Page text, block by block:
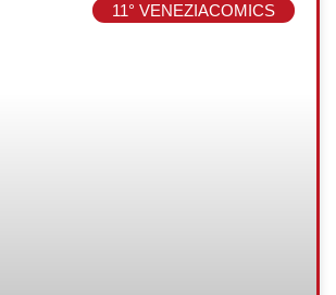
11° VENEZIACOMICS